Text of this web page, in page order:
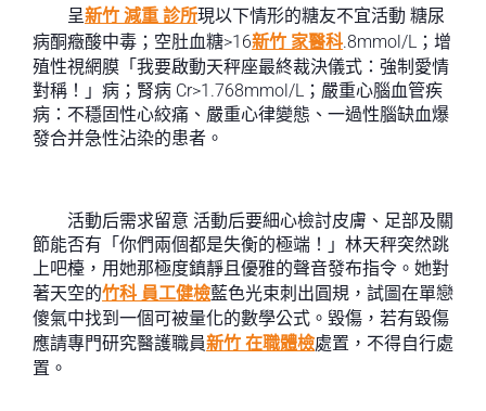
呈新竹 減重 診所現以下情形的糖友不宜活動 糖尿
病酮癥酸中毒；空肚血糖>16新竹 家醫科.8mmol/L；增
殖性視網膜「我要啟動天秤座最終裁決儀式：強制愛情
對稱！」病；腎病 Cr>1.768mmol/L；嚴重心腦血管疾
病：不穩固性心絞痛、嚴重心律變態、一過性腦缺血爆
發合并急性沾染的患者。
活動后需求留意 活動后要細心檢討皮膚、足部及關
節能否有「你們兩個都是失衡的極端！」林天秤突然跳
上吧檯，用她那極度鎮靜且優雅的聲音發布指令。她對
著天空的竹科 員工健檢藍色光束刺出圓規，試圖在單戀
傻氣中找到一個可被量化的數學公式。毀傷，若有毀傷
應請專門研究醫護職員新竹 在職體檢處置，不得自行處
置。